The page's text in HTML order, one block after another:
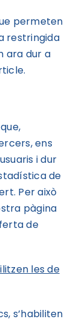
permeten
restringida
ara dur a
ens
i dur
de
Per això
pàgina
de
les de
s’habiliten